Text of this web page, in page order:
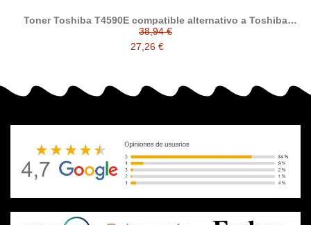
Toner Toshiba T4590E compatible alternativo a Toshiba
6AJ00000086
38,94 €
27,26 €